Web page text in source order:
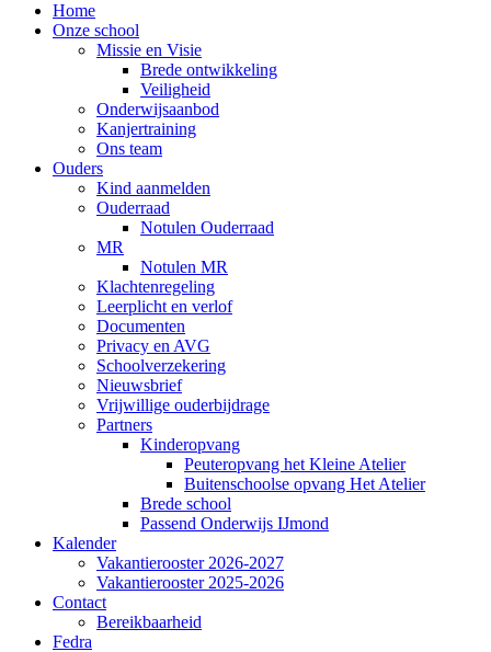
Home
Onze school
Missie en Visie
Brede ontwikkeling
Veiligheid
Onderwijsaanbod
Kanjertraining
Ons team
Ouders
Kind aanmelden
Ouderraad
Notulen Ouderraad
MR
Notulen MR
Klachtenregeling
Leerplicht en verlof
Documenten
Privacy en AVG
Schoolverzekering
Nieuwsbrief
Vrijwillige ouderbijdrage
Partners
Kinderopvang
Peuteropvang het Kleine Atelier
Buitenschoolse opvang Het Atelier
Brede school
Passend Onderwijs IJmond
Kalender
Vakantierooster 2026-2027
Vakantierooster 2025-2026
Contact
Bereikbaarheid
Fedra